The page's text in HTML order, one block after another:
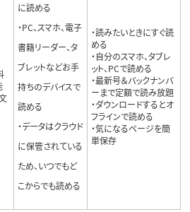
に読める
・PC、スマホ、電子
書籍リーダー、タ
ブレットなどお手
持ちのデバイスで
読める
・データはクラウド
に保管されている
ため、いつでもど
こからでも読める
・読みたいときにすぐ読
める
・自分のスマホ、タブレ
ット、PCで読める
・最新号＆バックナンバ
ーまで定額で読み放題
・ダウンロードするとオ
フラインで読める
・気になるページを簡
単保存